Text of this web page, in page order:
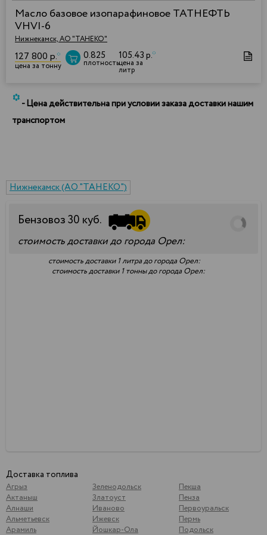
Масло базовое изопарафиновое ТАТНЕФТЬ
VHVI-6
Нижнекамск, АО "ТАНЕКО"
127 800 р.*
цена за тонну
0.825
плотность
105.43 р.*
цена за
литр
*- Цена действительна при условии заказа доставки нашим
транспортом
Нижнекамск (АО "ТАНЕКО")
Бензовоз30 куб.
стоимость доставки до города Орел:
стоимость доставки 1 литра до города Орел:
стоимость доставки 1 тонны до города Орел:
Доставка топлива
Агрыз
Актаныш
Алнаши
Альметьевск
Арамиль
Зеленодольск
Златоуст
Иваново
Ижевск
Йошкар-Ола
Пекша
Пенза
Первоуральск
Пермь
Подольск